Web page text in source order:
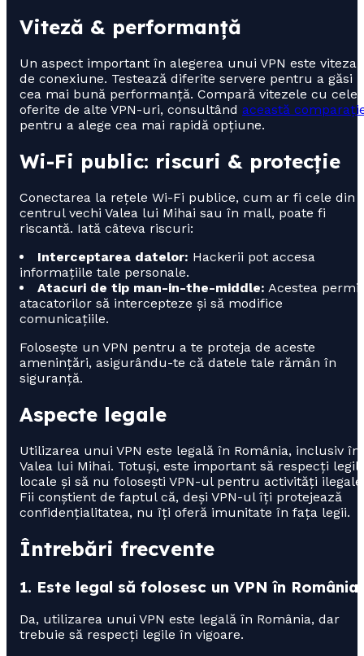
Viteză & performanță
Un aspect important în alegerea unui VPN este viteza
de conexiune. Testează diferite servere pentru a găsi
cea mai bună performanță. Compară vitezele cu cele
oferite de alte VPN-uri, consultând această
pentru a alege cea mai rapidă opțiune.
Wi-Fi public: riscuri & protecție
Conectarea la rețele Wi-Fi publice, cum ar fi cele din
centrul vechi Valea lui Mihai sau în mall, poate fi
riscantă. Iată câteva riscuri:
Interceptarea datelor: Hackerii pot accesa
informațiile tale personale.
Atacuri de tip man-in-the-middle: Acestea permit
atacatorilor să intercepteze și să modifice
comunicațiile.
Folosește un VPN pentru a te proteja de aceste
amenințări, asigurându-te că datele tale rămân în
siguranță.
Aspecte legale
Utilizarea unui VPN este legală în România, inclusiv în
Valea lui Mihai. Totuși, este important să respecți
locale și să nu folosești VPN-ul pentru activități
Fii conștient de faptul că, deși VPN-ul îți protejează
confidențialitatea, nu îți oferă imunitate în fața legii.
Întrebări frecvente
1. Este legal să folosesc un VPN în
Da, utilizarea unui VPN este legală în România, dar
trebuie să respecți legile în vigoare.